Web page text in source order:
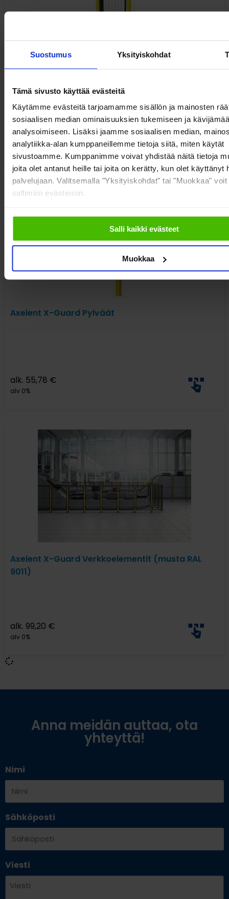
Suostumus Yksityiskohdat
Tämä sivusto käyttää evästeitä
Käytämme evästeitä tarjoamamme sisällön ja mainosten
sosiaalisen median ominaisuuksien tukemiseen ja
analysoimiseen. Lisäksi jaamme sosiaalisen median,
analytiikka-alan kumppaneillemme tietoja siitä, miten käytät
sivustoamme. Kumppanimme voivat yhdistää näitä tietoja
joita olet antanut heille tai joita on kerätty, kun olet käyttänyt
palvelujaan. Valitsemalla "Yksityiskohdat" tai "Muokkaa"
sallimiisi evästeisiin.
Salli kaikki evästeet
Muokkaa
Axelent X-Guard Katkaisuosat
alk.68,80€
alv 0%
Axelent X-Guard Pylväät
alk. 55,78 €
alv 0%
Axelent X-Guard Verkkoelementit (musta RAL
9011)
alk. 99,20 €
alv 0%
Anna meidän auttaa, ota
yhteyttä!
Nimi
Sähköposti
Viesti